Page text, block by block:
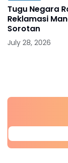
Tugu Negara
Reklamasi
Sorotan
July 28, 2026